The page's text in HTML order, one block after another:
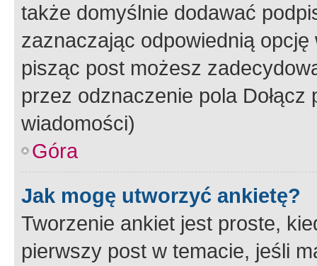
także domyślnie dodawać
zaznaczając odpowiednią
pisząc post możesz
przez odznaczenie pola
wiadomości)
Góra
Jak mogę utworzyć ankietę?
Tworzenie ankiet jest proste,
pierwszy post w temacie, jeśli